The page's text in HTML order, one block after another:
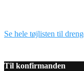
Se hele tøjlisten til
Til konfirmanden